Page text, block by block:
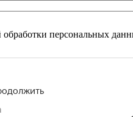
обработки персональных